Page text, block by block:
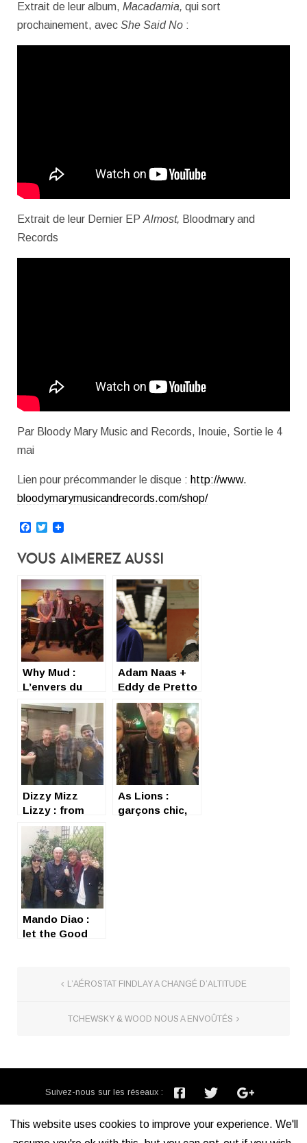
Extrait de leur album, Macadamia, qui sort
prochainement, avec She Said No :
Extrait de leur Dernier EP Almost, Bloodmary and
Records
Par Bloody Mary Music and Records, Inouie, Sortie le 4
mai
Lien pour précommander le disque : http://www.
bloodymarymusicandrecords.com/shop/
Facebook
Twitter
Vous Aimerez Aussi
Why Mud :
L’envers du
décor d’Adam
& Joe
Adam Naas +
Eddy de Pretto
, live report
@EMB95
Dizzy Mizz
Lizzy : from
Denmark, with
sparks
As Lions :
garçons chic,
Mando Diao :
let the Good
L’AÉROSTAT FINDLAY A CHANGÉ D’ALTITUDE
TCHEWSKY & WOOD NOUS A ENVOÛTÉS
Suivez-nous sur les réseaux :
This website uses cookies to improve your experience. We'll